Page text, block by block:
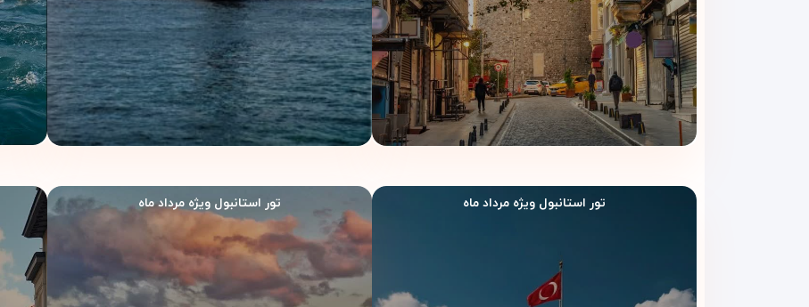
تور استانبول ویژه مرداد ماه تور استانبول ویژه مرداد ماه